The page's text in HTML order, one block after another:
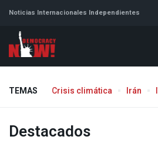
Noticias Internacionales Independientes
TEMAS Crisis climática Irán
Destacados